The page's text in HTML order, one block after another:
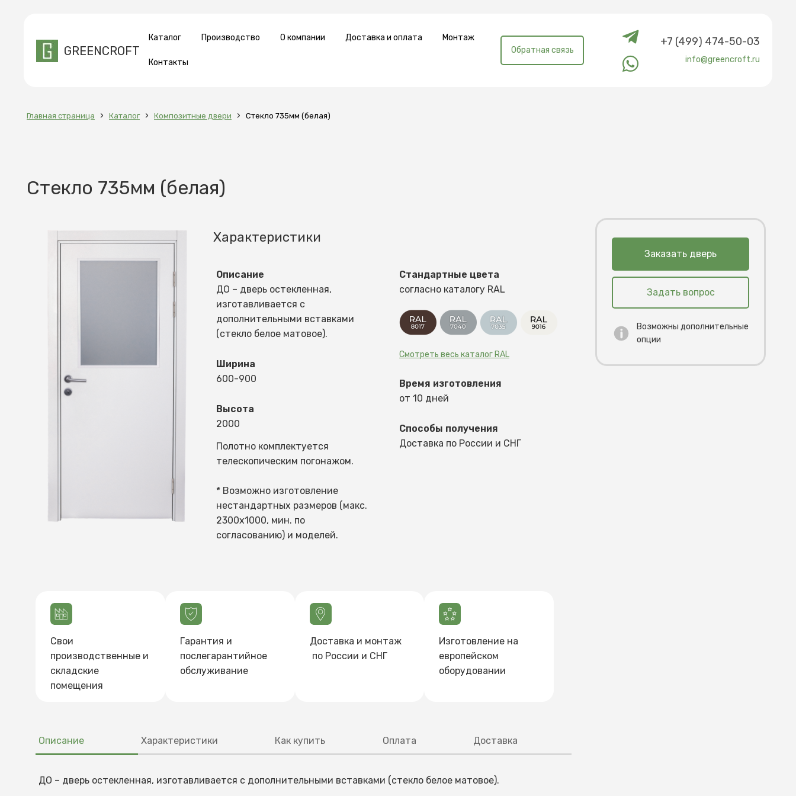
GREENCROFT
Каталог Производство О компании Доставка и оплата Монтаж
Контакты
Обратная связь
+7 (499) 474-50-03
info@greencroft.ru
Главная страница › Каталог › Композитные двери › Стекло 735мм (белая)
Стекло 735мм (белая)
Характеристики
Описание
ДО – дверь остекленная,
изготавливается с
дополнительными вставками
(стекло белое матовое).
Ширина
600-900
Высота
2000
Полотно комплектуется
телескопическим погонажом.
* Возможно изготовление
нестандартных размеров (макс.
2300х1000, мин. по
согласованию) и моделей.
Стандартные цвета
согласно каталогу RAL
Смотреть весь каталог RAL
Время изготовления
от 10 дней
Способы получения
Доставка по России и СНГ
Свои
производственные и
складские
помещения
Гарантия и
послегарантийное
обслуживание
Доставка и монтаж
по России и СНГ
Изготовление на
европейском
оборудовании
Описание Характеристики Как купить Оплата Доставка
ДО – дверь остекленная, изготавливается с дополнительными вставками (стекло белое матовое).
Характеристики
Как купить
Способы оплаты
Доставка
Заказать дверь
Задать вопрос
Возможны дополнительные
опции